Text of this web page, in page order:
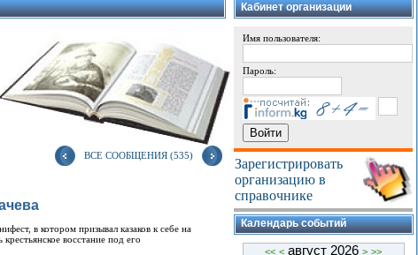
ВСЕ СООБЩЕНИЯ (535)
в котором призывал казаков к себе на
восстание под его
Кабинет организации
Имя пользователя:
Пароль:
Зарегистрировать
организацию в
справочнике
Календарь событий
<< < август 2026 > >>